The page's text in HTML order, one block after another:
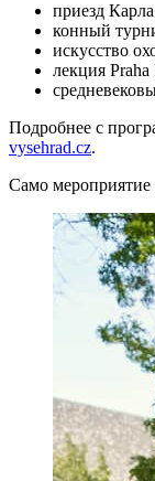
приезд
конный
искусство
лекция
Подробнее с
vysehrad.cz.
Само мероприятие